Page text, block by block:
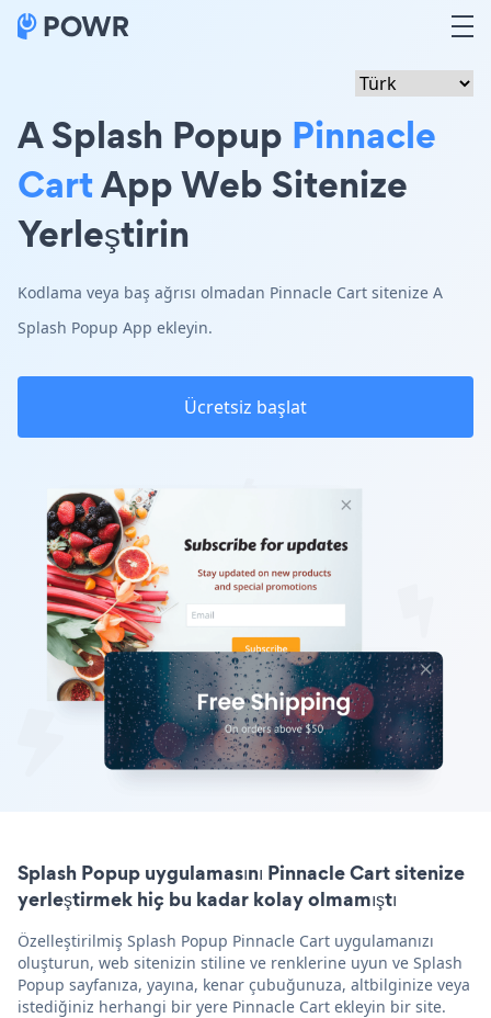
A Splash Popup Pinnacle
CartApp Web Sitenize
Yerleştirin
Kodlama veya baş ağrısı olmadan Pinnacle Cart sitenize A
Splash Popup App ekleyin.
Ücretsiz başlat
Splash Popup uygulamasını Pinnacle Cart sitenize
yerleştirmek hiç bu kadar kolay olmamıştı
Özelleştirilmiş Splash Popup Pinnacle Cart uygulamanızı
oluşturun, web sitenizin stiline ve renklerine uyun ve Splash
Popup sayfanıza, yayına, kenar çubuğunuza, altbilginize veya
istediğiniz herhangi bir yere Pinnacle Cart ekleyin bir site.